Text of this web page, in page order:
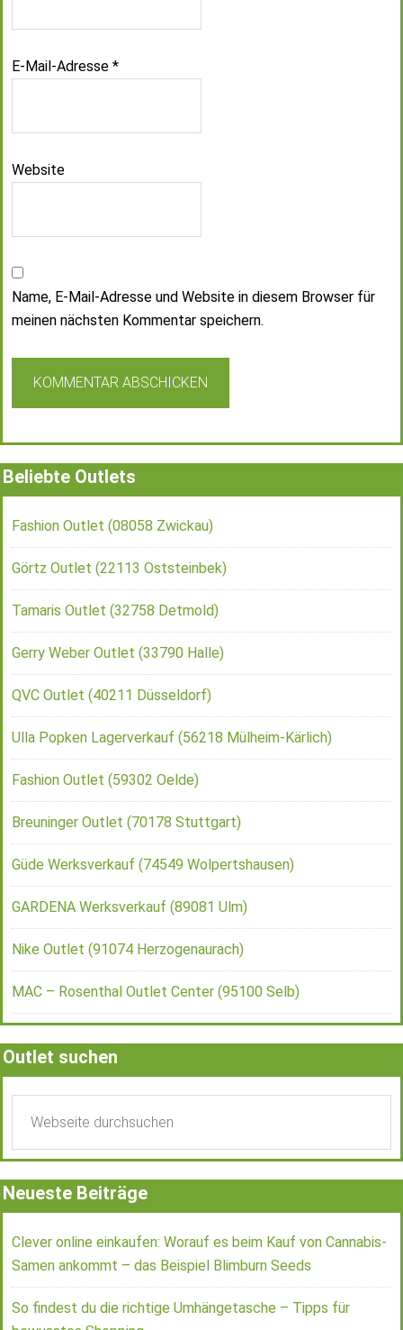
E-Mail-Adresse *
Website
Name, E-Mail-Adresse und Website in diesem Browser für
meinen nächsten Kommentar speichern.
Beliebte Outlets
Fashion Outlet (08058 Zwickau)
Görtz Outlet (22113 Oststeinbek)
Tamaris Outlet (32758 Detmold)
Gerry Weber Outlet (33790 Halle)
QVC Outlet (40211 Düsseldorf)
Ulla Popken Lagerverkauf (56218 Mülheim-Kärlich)
Fashion Outlet (59302 Oelde)
Breuninger Outlet (70178 Stuttgart)
Güde Werksverkauf (74549 Wolpertshausen)
GARDENA Werksverkauf (89081 Ulm)
Nike Outlet (91074 Herzogenaurach)
MAC – Rosenthal Outlet Center (95100 Selb)
Outlet suchen
Neueste Beiträge
Clever online einkaufen: Worauf es beim Kauf von Cannabis-
Samen ankommt – das Beispiel Blimburn Seeds
So findest du die richtige Umhängetasche – Tipps für